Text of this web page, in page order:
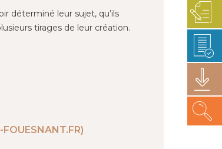
déterminé leur sujet, qu’ils
tirages de leur création.
FOUESNANT.FR)